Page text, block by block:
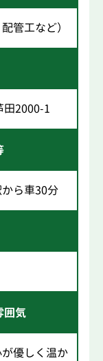
管工など）
田2000-1
ら車30分
囲気
優しく温か